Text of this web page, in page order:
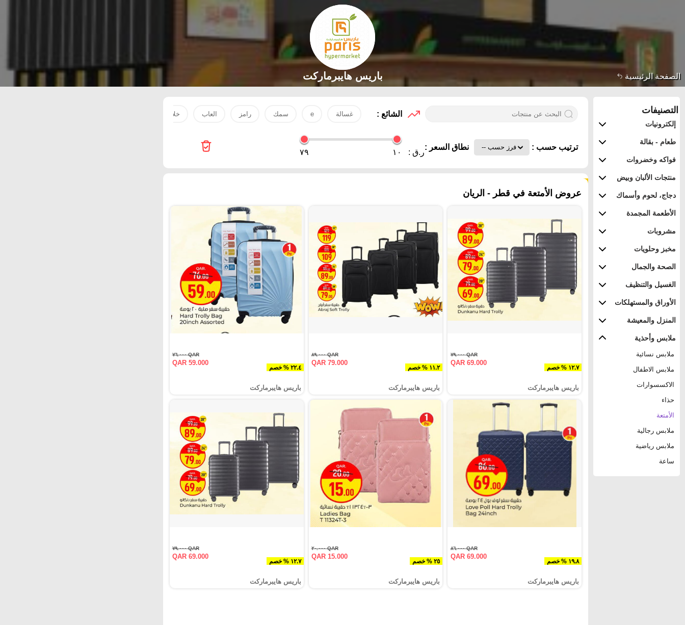
الصفحة الرئيسية باريس هايبرماركت
التصنيفات
إلكترونيات
طعام - بقالة
فواكه وخضروات
منتجات الألبان وبيض
دجاج، لحوم وأسماك
الأطعمة المجمدة
مشروبات
مخبز وحلويات
الصحة والجمال
الغسيل والتنظيف
الأوراق والمستهلكات
المنزل والمعيشة
ملابس وأحذية
ملابس نسائية
ملابس الاطفال
الاكسسوارات
حذاء
الأمتعة
ملابس رجالية
ملابس رياضية
ساعة
الشائع : غسالة e سمك رامز العاب خلاط
ترتيب حسب : نطاق السعر :
ر.ق : ١٠ ٧٩
عروض الأمتعة في قطر - الريان
١٢.٧ % خصم
QAR ٧٩.٠٠٠
QAR 69.000
باريس هايبرماركت
١١.٢ % خصم
QAR ٨٩.٠٠٠
QAR 79.000
باريس هايبرماركت
٢٢.٤ % خصم
QAR ٧٦.٠٠٠
QAR 59.000
باريس هايبرماركت
١٩.٨ % خصم
QAR ٨٦.٠٠٠
QAR 69.000
باريس هايبرماركت
٢٥ % خصم
QAR ٢٠.٠٠٠
QAR 15.000
باريس هايبرماركت
١٢.٧ % خصم
QAR ٧٩.٠٠٠
QAR 69.000
باريس هايبرماركت